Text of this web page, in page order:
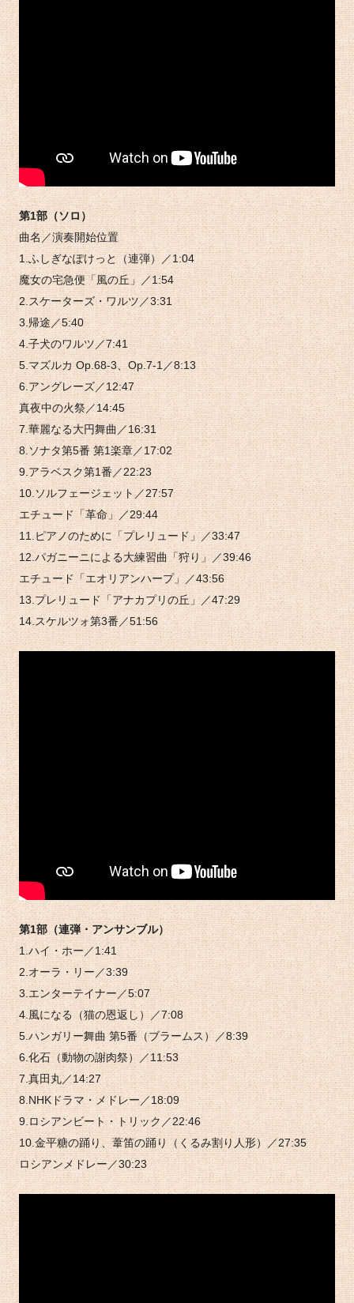
第1部（ソロ）
曲名／演奏開始位置
1.ふしぎなぽけっと（連弾）／1:04
魔女の宅急便「風の丘」／1:54
2.スケーターズ・ワルツ／3:31
3.帰途／5:40
4.子犬のワルツ／7:41
5.マズルカ Op.68-3、Op.7-1／8:13
6.アングレーズ／12:47
真夜中の火祭／14:45
7.華麗なる大円舞曲／16:31
8.ソナタ第5番 第1楽章／17:02
9.アラベスク第1番／22:23
10.ソルフェージェット／27:57
エチュード「革命」／29:44
11.ピアノのために「プレリュード」／33:47
12.パガニーニによる大練習曲「狩り」／39:46
エチュード「エオリアンハープ」／43:56
13.プレリュード「アナカプリの丘」／47:29
14.スケルツォ第3番／51:56
第1部（連弾・アンサンブル）
1.ハイ・ホー／1:41
2.オーラ・リー／3:39
3.エンターテイナー／5:07
4.風になる（猫の恩返し）／7:08
5.ハンガリー舞曲 第5番（ブラームス）／8:39
6.化石（動物の謝肉祭）／11:53
7.真田丸／14:27
8.NHKドラマ・メドレー／18:09
9.ロシアンビート・トリック／22:46
10.金平糖の踊り、葦笛の踊り（くるみ割り人形）／27:35
ロシアンメドレー／30:23